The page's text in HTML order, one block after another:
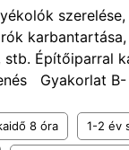
Építőiparral
Gyakorlat B-
8 óra 1-2 év